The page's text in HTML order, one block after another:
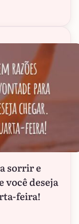
sorrir e
você deseja
feira!